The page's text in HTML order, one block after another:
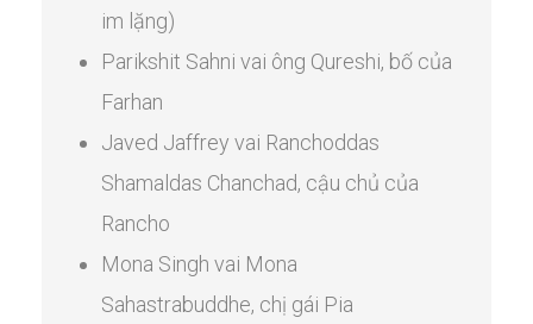
im lặng)
Parikshit Sahni vai ông Qureshi, bố của
Farhan
Javed Jaffrey vai Ranchoddas
Shamaldas Chanchad, cậu chủ của
Rancho
Mona Singh vai Mona
Sahastrabuddhe, chị gái Pia